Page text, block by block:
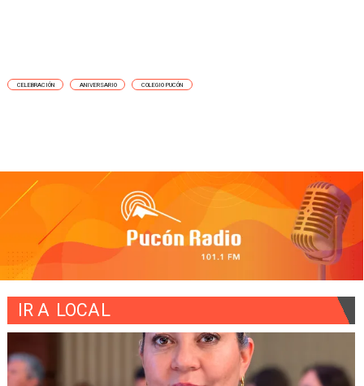
CELEBRACIÓN ANIVERSARIO COLEGIO PUCÓN
IR A LOCAL